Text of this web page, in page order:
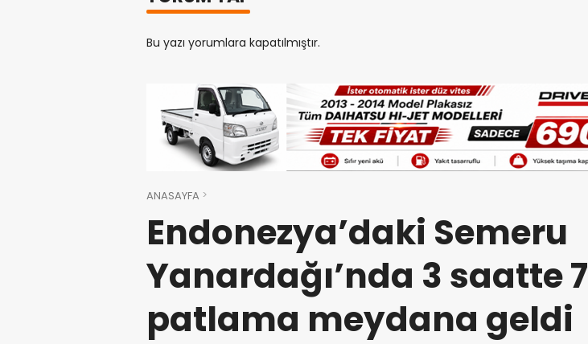
Bu yazı yorumlara kapatılmıştır.
ANASAYFA
Endonezya’daki Semeru
Yanardağı’nda 3 saatte 7
patlama meydana geldi